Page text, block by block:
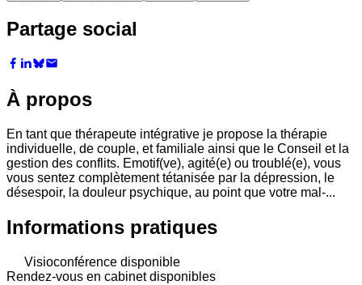
Partage social
À propos
En tant que thérapeute intégrative je propose la thérapie
individuelle, de couple, et familiale ainsi que le Conseil et la
gestion des conflits. Emotif(ve), agité(e) ou troublé(e), vous
vous sentez complètement tétanisée par la dépression, le
désespoir, la douleur psychique, au point que votre mal-...
Informations pratiques
Visioconférence disponible
Rendez-vous en cabinet disponibles